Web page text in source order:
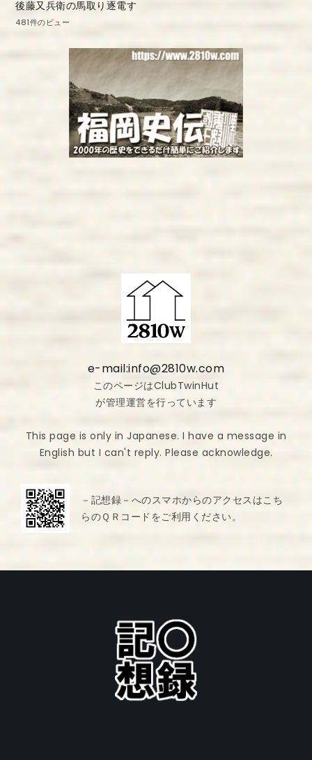
後藤又兵衛の馬取り逐電す
481件のビュー
e-mail:info@2810w.com
このページはClubTwinHut
が管理運営を行っています
This page is only in Japanese. I have a message in
English but I can't reply. Please acknowledge.
－記想録－へのスマホからのアクセスはこち
らのＱＲコードをご利用ください。